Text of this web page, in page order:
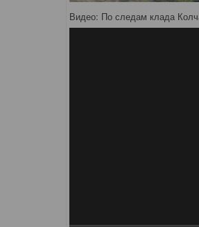
Видео: По следам клада